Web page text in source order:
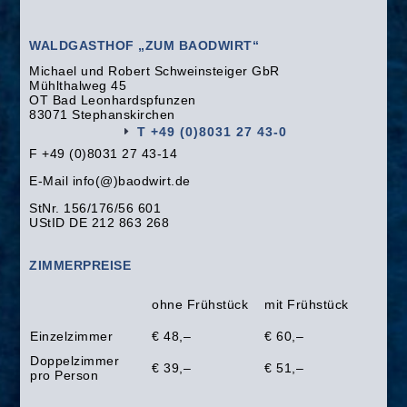
WALDGASTHOF „ZUM BAODWIRT“
Michael und Robert Schweinsteiger GbR
Mühlthalweg 45
OT Bad Leonhardspfunzen
83071 Stephanskirchen
T +49 (0)8031 27 43-0
F +49 (0)8031 27 43-14
E-Mail info(@)baodwirt.de
StNr. 156/176/56 601
UStID DE 212 863 268
ZIMMERPREISE
ohne Frühstück mit Frühstück
Einzelzimmer € 48,–
€ 60,–
Doppelzimmer
pro Person
€ 39,– € 51,–